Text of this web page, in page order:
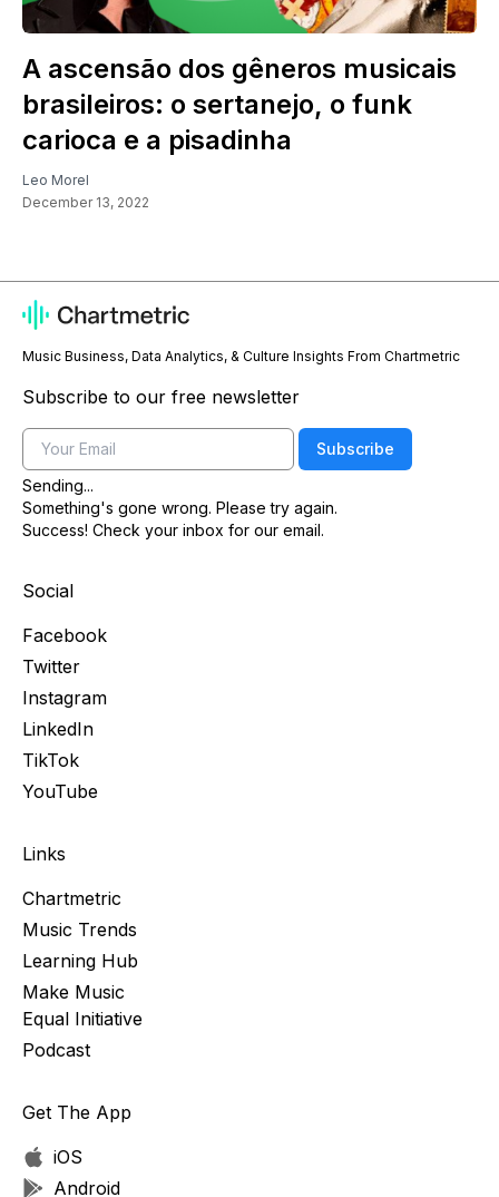
A ascensão dos gêneros musicais
brasileiros: o sertanejo, o funk
carioca e a pisadinha
Leo Morel
December 13, 2022
Music Business, Data Analytics, & Culture Insights From Chartmetric
Subscribe to our free newsletter
Email
Subscribe
Sending...
Something's gone wrong. Please try again.
Success! Check your inbox for our email.
Social
Facebook
Twitter
Instagram
LinkedIn
TikTok
YouTube
Links
Chartmetric
Music Trends
Learning Hub
Make Music
Equal Initiative
Podcast
Get The App
iOS
Android